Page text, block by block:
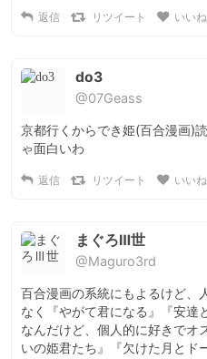
返信 リツイート いいね
do3
@07Geass
京都行くからでき姫(百合漫画)
ゃ面白いわ
返信 リツイート いいね
まぐろⅢ世
@Maguro3rd
百合漫画の系統にもよるけど、
なく『やがて君になる』『安達
なんだけど、個人的に好きでオ
いの姫君たち』『欠けた月とド